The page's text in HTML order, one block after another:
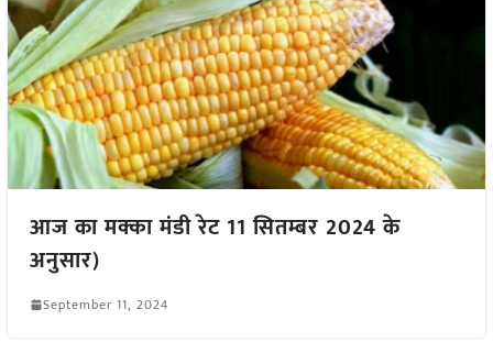
आज का मक्का मंडी रेट 11 सितम्बर 2024 के
अनुसार)
September 11, 2024